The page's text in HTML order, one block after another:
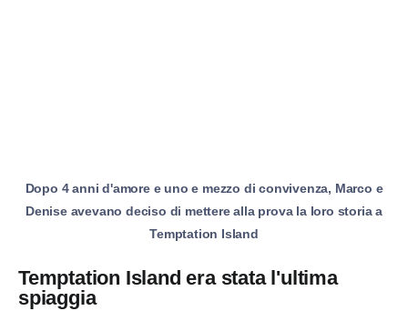
Dopo 4 anni d'amore e uno e mezzo di convivenza, Marco e
Denise avevano deciso di mettere alla prova la loro storia a
Temptation Island
Temptation Island era stata l'ultima
spiaggia